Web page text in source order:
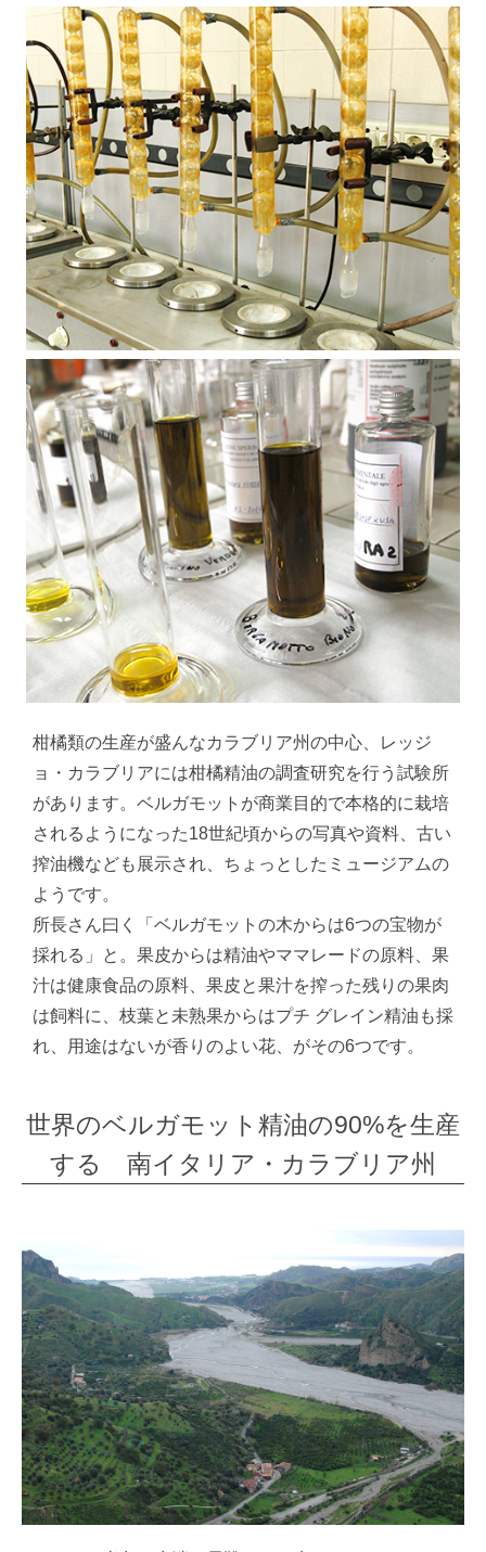
柑橘類の生産が盛んなカラブリア州の中心、レッジ
ョ・カラブリアには柑橘精油の調査研究を行う試験所
があります。ベルガモットが商業目的で本格的に栽培
されるようになった18世紀頃からの写真や資料、古い
搾油機なども展示され、ちょっとしたミュージアムの
ようです。
所長さん曰く「ベルガモットの木からは6つの宝物が
採れる」と。果皮からは精油やママレードの原料、果
汁は健康食品の原料、果皮と果汁を搾った残りの果肉
は飼料に、枝葉と未熟果からはプチ グレイン精油も採
れ、用途はないが香りのよい花、がその6つです。
世界のベルガモット精油の90%を生産
する 南イタリア・カラブリア州